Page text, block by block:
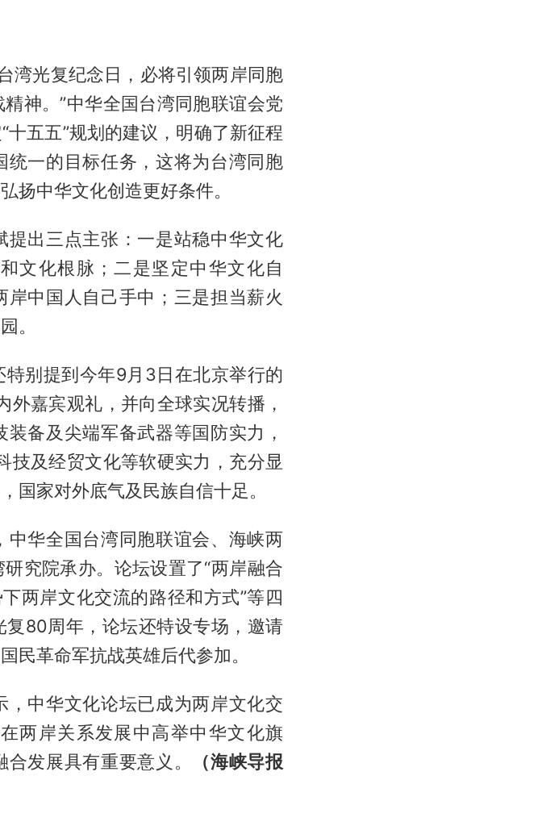
湾光复纪念日，必将引领两岸同胞
神。”中华全国台湾同胞联谊会党
五五”规划的建议，明确了新征程
统一的目标任务，这将为台湾同胞
扬中华文化创造更好条件。
出三点主张：一是站稳中华文化
文化根脉；二是坚定中华文化自
中国人自己手中；三是担当薪火
。
别提到今年9月3日在北京举行的
外嘉宾观礼，并向全球实况转播，
备及尖端军备武器等国防实力，
技及经贸文化等软硬实力，充分显
国家对外底气及民族自信十足。
华全国台湾同胞联谊会、海峡两
究院承办。论坛设置了“两岸融合
两岸文化交流的路径和方式”等四
80周年，论坛还特设专场，邀请
民革命军抗战英雄后代参加。
中华文化论坛已成为两岸文化交
两岸关系发展中高举中华文化旗
发展具有重要意义。
（海峡导报